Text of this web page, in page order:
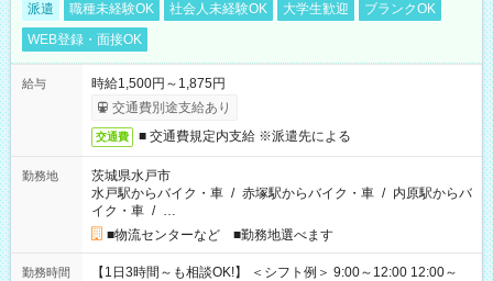
派遣 職種未経験OK 社会人未経験OK 大学生歓迎
ブランクOK
WEB登録・面接OK
給与
時給1,500円～1,875円
交通費別途支給あり
交通費 ■ 交通費規定内支給 ※派遣先による
勤務地
茨城県水戸市
水戸駅からバイク・車 / 赤塚駅からバイク・車 / 内原駅からバ
イク・車 / …
■物流センターなど ■勤務地選べます
勤務時間
【1日3時間～も相談OK!】 ＜シフト例＞ 9:00～12:00 12:00～